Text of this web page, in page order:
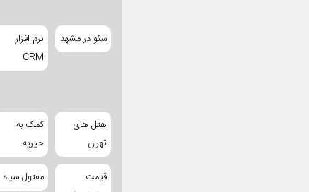
سئو در مشهد
نرم افزار
CRM
هتل های
تهران
کمک به
خیریه
قیمت
مفتول سیاه